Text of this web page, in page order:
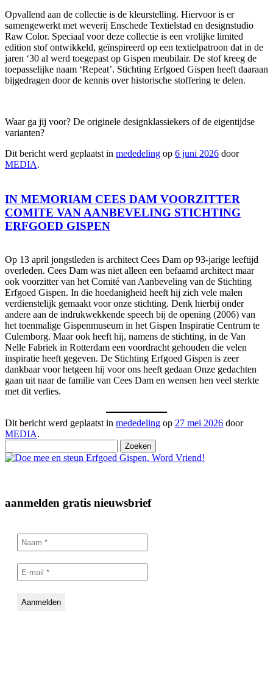
Opvallend aan de collectie is de kleurstelling. Hiervoor is er
samengewerkt met weverij Enschede Textielstad en designstudio
Raw Color. Speciaal voor deze collectie is een vrolijke limited
edition stof ontwikkeld, geïnspireerd op een textielpatroon dat in de
jaren ‘30 al werd toegepast op Gispen meubilair. De stof kreeg de
toepasselijke naam ‘Repeat’. Stichting Erfgoed Gispen heeft daaraan
bijgedragen door de kennis over historische stoffering te delen.
Waar ga jij voor? De originele designklassiekers of de eigentijdse
varianten?
Dit bericht werd geplaatst in mededeling op 6 juni 2026 door
MEDIA.
IN MEMORIAM CEES DAM VOORZITTER
COMITE VAN AANBEVELING STICHTING
ERFGOED GISPEN
Op 13 april jongstleden is architect Cees Dam op 93-jarige leeftijd
overleden. Cees Dam was niet alleen een befaamd architect maar
ook voorzitter van het Comité van Aanbeveling van de Stichting
Erfgoed Gispen. In die hoedanigheid heeft hij zich vele malen
verdienstelijk gemaakt voor onze stichting. Denk hierbij onder
andere aan de indrukwekkende speech bij de opening (2006) van
het toenmalige Gispenmuseum in het Gispen Inspiratie Centrum te
Culemborg. Maar ook heeft hij, namens de stichting, in de Van
Nelle Fabriek in Rotterdam een voordracht gehouden die velen
inspiratie heeft gegeven. De Stichting Erfgoed Gispen is zeer
dankbaar voor hetgeen hij voor ons heeft gedaan Onze gedachten
gaan uit naar de familie van Cees Dam en wensen hen veel sterkte
met dit verlies.
Dit bericht werd geplaatst in mededeling op 27 mei 2026 door
MEDIA.
naar:
aanmelden gratis nieuwsbrief